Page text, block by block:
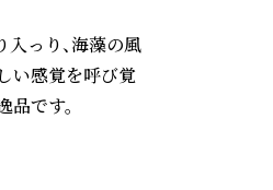
っり、海藻の風
い感覚を呼び覚
です。